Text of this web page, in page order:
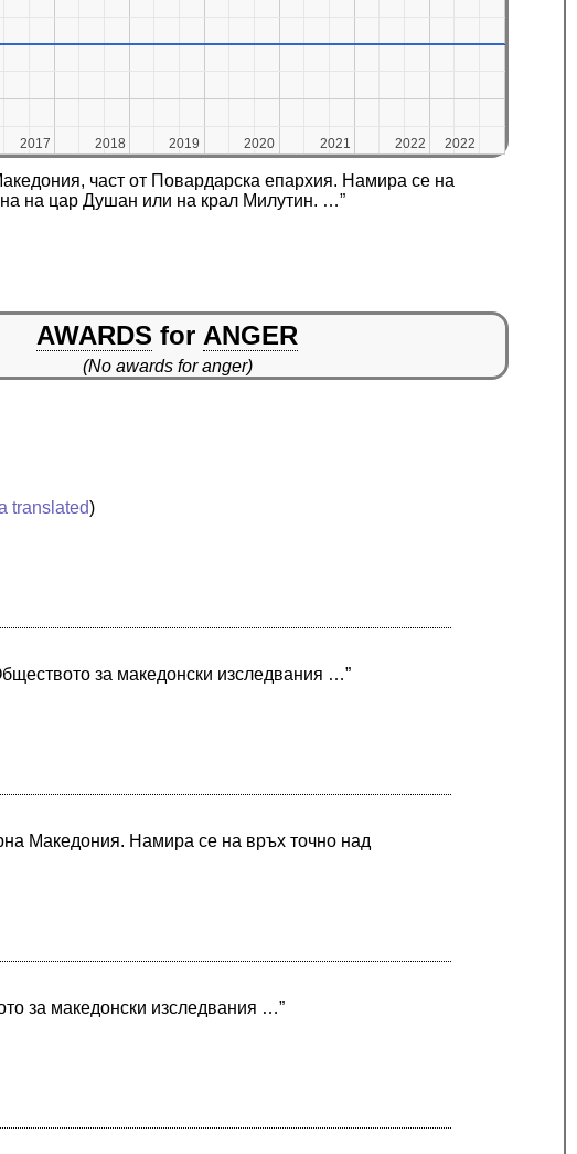
2017
2017 2018
2018 2019
2019 2020
2020 2021
2021 2022
2022 2022
2022
част от Повардарска епархия. Намира се на
на цар Душан или на крал Милутин. …”
AWARDS for ANGER
(No awards for anger)
translated)
за македонски изследвания …”
Македония. Намира се на връх точно над
за македонски изследвания …”